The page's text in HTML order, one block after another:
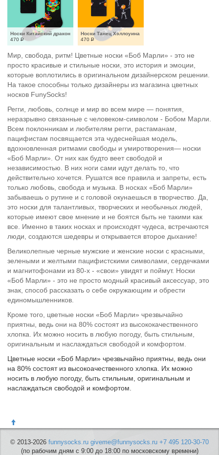
Носки Китайский дракон
470 Р
Носки Танец Хэллоуина
470 Р
Мир, свобода, ритм! Цветные носки «Боб Марли» - это не
просто красивые и стильные носки, это история и эмоции,
которые воплотились в оригинальном дизайнерском решении.
На такое способны только дизайнеры из магазина цветных
носков FunySocks!
Регги, любовь, солнце и мир во всем мире — понятия,
неразрывно связанные с человеком-символом - Бобом Марли.
Всем поклонникам и любителям регги, растаманам,
пацифистам посвящается эта чудеснейшая модель,
вдохновленная ритмами свободы и умиротворения— носки
«Боб Марли». От них как будто веет свободой и
независимостью. В них ноги сами идут делать то, что
действительно хочется. Рушатся все правила и запреты, есть
только любовь, свобода и музыка. В носках «Боб Марли»
забываешь о рутине и с головой окунаешься в творчество. Да,
это носки для талантливых, творческих и необычных людей,
которые имеют свое мнение и не боятся быть не такими как
все. Именно в таких носках и происходят чудеса, встречаются
люди, создаются шедевры и открывается второе дыхание!
Великолепные черные мужские и женские носки с красными,
зелеными и желтыми пацифистскими символами, сердечками
и магнитофонами из 80-х - «свои» увидят и поймут. Носки
«Боб Марли» - это не просто модный красивый аксессуар, это
знак, способ рассказать о себе окружающим и обрести
единомышленников.
Кроме того, цветные носки «Боб Марли» чрезвычайно
приятны, ведь они на 80% состоят из высококачественного
хлопка. Их можно носить в любую погоду, быть стильным,
оригинальным и наслаждаться свободой и комфортом.
Цветные носки «Боб Марли» чрезвычайно приятны, ведь они
на 80% состоят из высокоачественного хлопка. Их можно
носить в любую погоду, быть стильным, оригинальным и
наслаждаться свободой и комфортом.
© 2013-2026 funnysocks.ru giveme@funnysocks.ru +7 495 120-30-70
(по рабочим дням с 9:00 до 18:00 по московскому времени)